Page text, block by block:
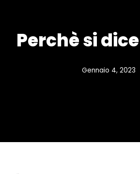
Perchè si
Gennaio 4, 2023